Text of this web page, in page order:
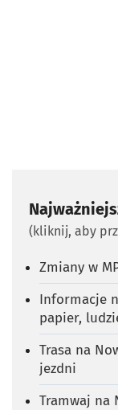
(kliknij, aby
Zmiany w
Informacje
papier,
Trasa na
jezdni
Tramwaj na